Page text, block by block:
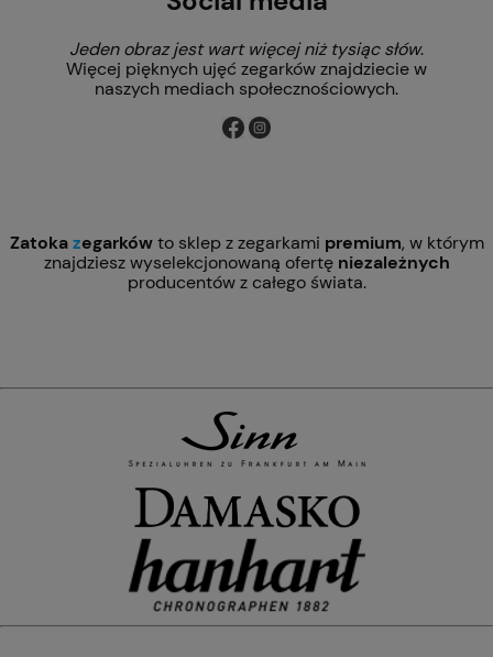
Jeden obraz jest wart więcej niż tysiąc słów.
Więcej pięknych ujęć zegarków znajdziecie w
naszych mediach społecznościowych.
Zatokazegarkówto sklep z zegarkami premium, w którym
znajdziesz wyselekcjonowaną ofertę niezależnych
producentów z całego świata.